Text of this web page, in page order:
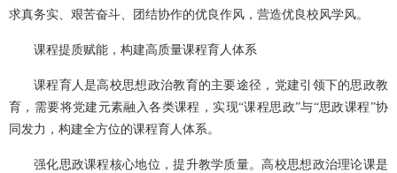
求真务实、艰苦奋斗、团结协作的优良作风，营造优良校风学风。
课程提质赋能，构建高质量课程育人体系
课程育人是高校思想政治教育的主要途径，党建引领下的思政教
育，需要将党建元素融入各类课程，实现“课程思政”与“思政课程”协
同发力，构建全方位的课程育人体系。
强化思政课程核心地位，提升教学质量。高校思想政治理论课是